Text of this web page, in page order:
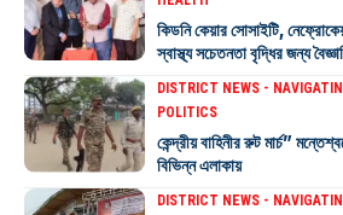
কিডনি কেয়ার সোসাইটি,
স্বাস্থ্য সচেতনতা বৃদ্ধির জন্য
DISTRICT NEWS -
POLITICS
কেন্দ্রীয় বাহিনীর রুট মার্চ”
বিভিন্ন এলাকায়
DISTRICT NEWS -